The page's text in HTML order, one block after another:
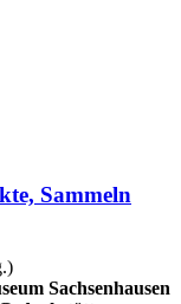
Sammeln
Sachsenhausen